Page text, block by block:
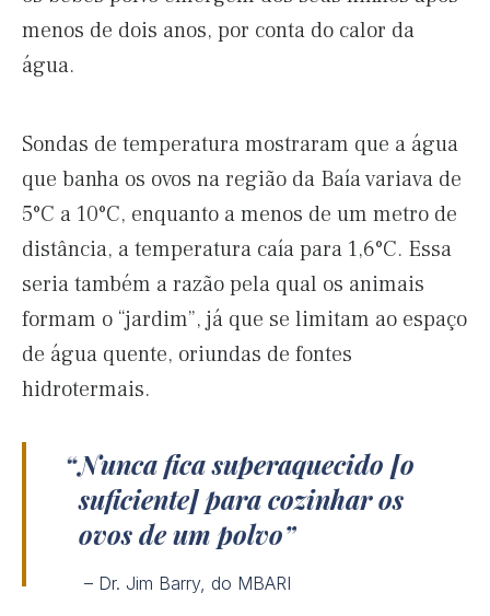
menos de dois anos, por conta do calor da
água.
Sondas de temperatura mostraram que a água
que banha os ovos na região da Baía variava de
5°C a 10°C, enquanto a menos de um metro de
distância, a temperatura caía para 1,6°C. Essa
seria também a razão pela qual os animais
formam o “jardim”, já que se limitam ao espaço
de água quente, oriundas de fontes
hidrotermais.
Nunca fica superaquecido [o
suficiente] para cozinhar os
ovos de um polvo
– Dr. Jim Barry, do MBARI